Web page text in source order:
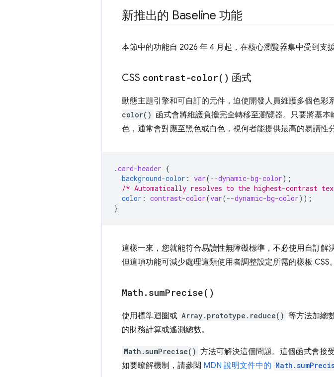
新推出的 Baseline 功能
本節中的功能自 2026 年 4 月起，在核心瀏覽器集中受到支
CSS contrast-color( ) 函式
動態主題引擎和可自訂的元件，迫使開發人員維護多個色彩
color() 函式會將維護負擔完全轉移至瀏覽器。只要將基
色，通常會對應至黑色或白色，視何者能提供最高的易讀性
.card-header {
background-color : var(--dynamic-bg-color);
/* Automatically resolves to the highest-contrast
color : contrast-color(var(--dynamic-bg-color));
}
這樣一來，您就能符合易讀性無障礙標準，不必使用自訂解
但這項功能可減少處理這類使用者調整設定所需的樣板 CSS
Math . sumPrecise( )
使用標準迴圈或 Array.prototype.reduce() 等方法加總
的財務計算或遙測總數。
Math.sumPrecise() 方法可解決這個問題。這個函式會接
如要瞭解機制，請參閱 MDN 說明文件中的